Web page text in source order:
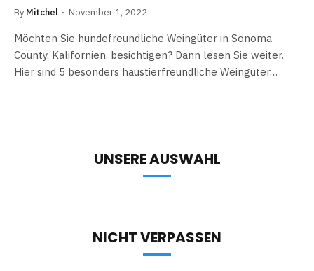
By Mitchel November 1, 2022
Möchten Sie hundefreundliche Weingüter in Sonoma
County, Kalifornien, besichtigen? Dann lesen Sie weiter.
Hier sind 5 besonders haustierfreundliche Weingüter…
UNSERE AUSWAHL
NICHT VERPASSEN